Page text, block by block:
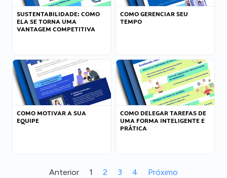
SUSTENTABILIDADE: COMO
ELA SE TORNA UMA
VANTAGEM COMPETITIVA
COMO GERENCIAR SEU
TEMPO
COMO MOTIVAR A SUA
EQUIPE
COMO DELEGAR TAREFAS DE
UMA FORMA INTELIGENTE E
PRÁTICA
Anterior 1 2 3 4 Próximo